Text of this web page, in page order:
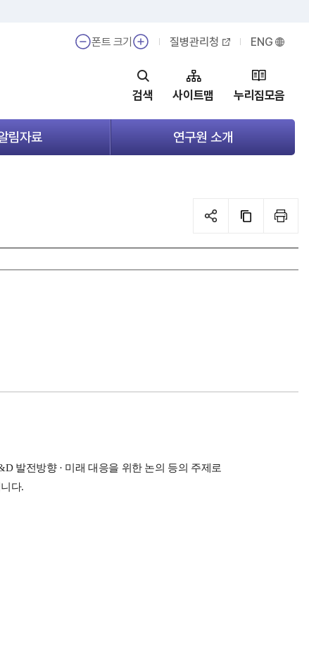
폰트 크기 질병관리청 ENG
검색 사이트맵 누리집모음
림자료
메
뉴
연구원 소개
메
뉴
발전방향 · 미래 대응을 위한 논의 등의 주제로
다.